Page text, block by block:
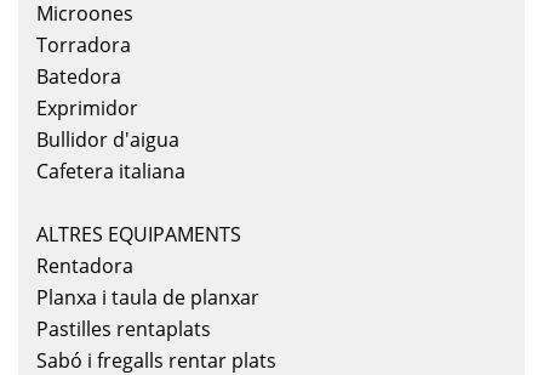
Microones
Torradora
Batedora
Exprimidor
Bullidor d'aigua
Cafetera italiana
ALTRES EQUIPAMENTS
Rentadora
Planxa i taula de planxar
Pastilles rentaplats
Sabó i fregalls rentar plats